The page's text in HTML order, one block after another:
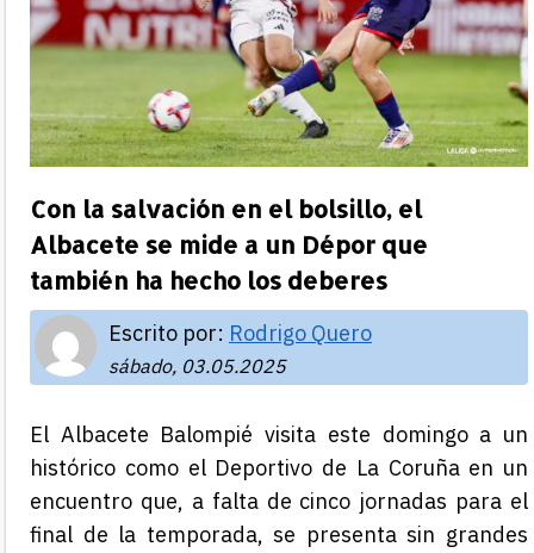
Con la salvación en el bolsillo, el
Albacete se mide a un Dépor que
también ha hecho los deberes
Escrito por: Rodrigo Quero
sábado, 03.05.2025
El Albacete Balompié visita este domingo a un
histórico como el Deportivo de La Coruña en un
encuentro que, a falta de cinco jornadas para el
final de la temporada, se presenta sin grandes